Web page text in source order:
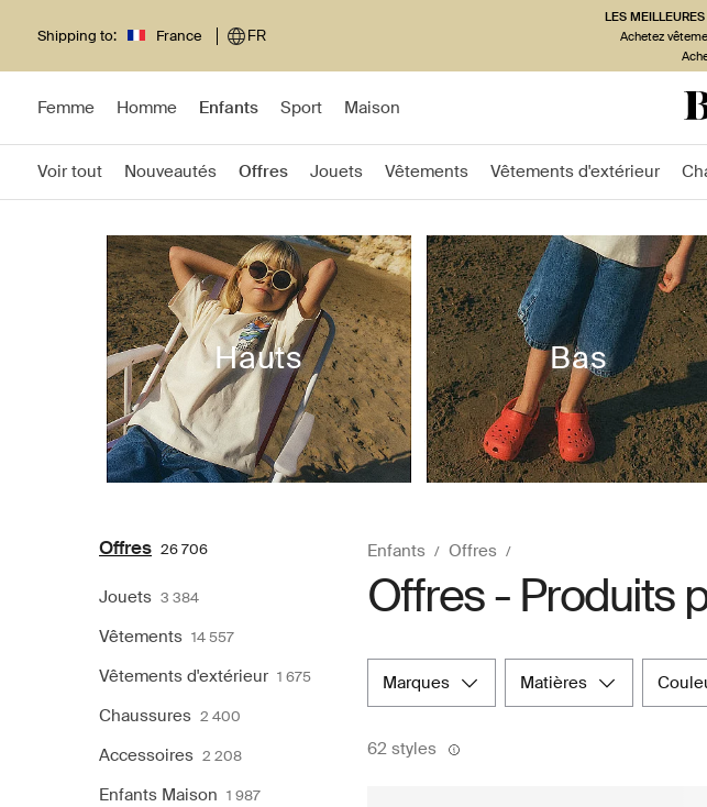
Shipping to: France FR
LES
Achetez
Femme Homme Enfants Sport Maison
Voir tout Nouveautés Offres Jouets Vêtements Vêtements d'extérieur
Hauts Bas
Offres 26 706
Jouets 3 384
Vêtements 14 557
Vêtements d'extérieur 1 675
Chaussures 2 400
Accessoires 2 208
Enfants Maison 1 987
Enfants Offres
Offres - Produits
marques matières
62 styles